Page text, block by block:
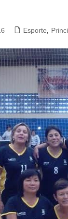
Esporte,